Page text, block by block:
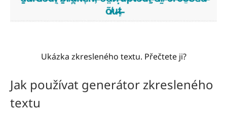
Ukázka zkresleného textu. Přečtete ji?
Jak používat generátor zkresleného
textu